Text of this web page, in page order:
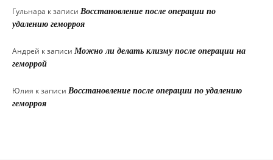
Гульнара к записи Восстановление после операции по
удалению геморроя
Андрей к записи Можно ли делать клизму после операции на
геморрой
Юлия к записи Восстановление после операции по удалению
геморроя